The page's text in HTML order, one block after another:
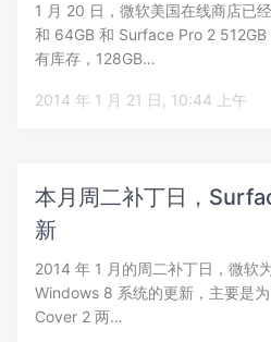
1 月 20 日，微软美国在线商店已
和 64GB 和 Surface Pro 2
有库存，128GB…
2014 年 1 月 21 日, 10:44 上午
本月周二补丁日，
新
2014 年 1 月的周二补丁日，微软
Windows 8 系统的更新，主要是
Cover 2 两…